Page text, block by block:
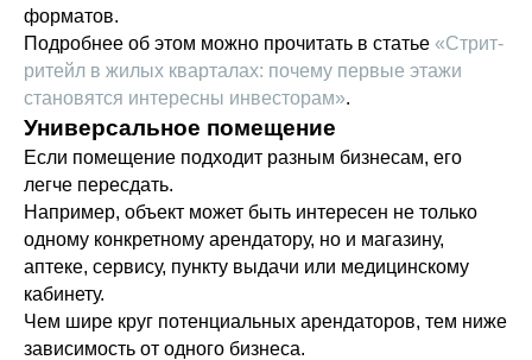
форматов.
Подробнее об этом можно прочитать в статье «Стрит-
ритейл в жилых кварталах: почему первые этажи
становятся интересны инвесторам».
Универсальное помещение
Если помещение подходит разным бизнесам, его
легче пересдать.
Например, объект может быть интересен не только
одному конкретному арендатору, но и магазину,
аптеке, сервису, пункту выдачи или медицинскому
кабинету.
Чем шире круг потенциальных арендаторов, тем ниже
зависимость от одного бизнеса.